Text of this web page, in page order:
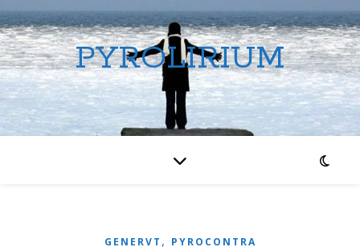
PYROLIRIUM
GENERVT , PYROCONTRA